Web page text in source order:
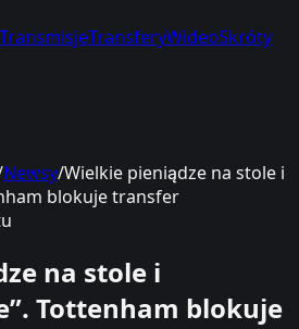
TransmisjeTransferyWideoSkróty
Newsy/Wielkie pieniądze na stole i
blokuje transfer
na stole i
Tottenham blokuje